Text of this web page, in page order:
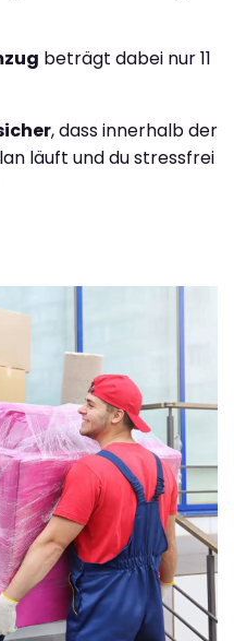
beträgt dabei nur 11
, dass innerhalb der
läuft und du stressfrei